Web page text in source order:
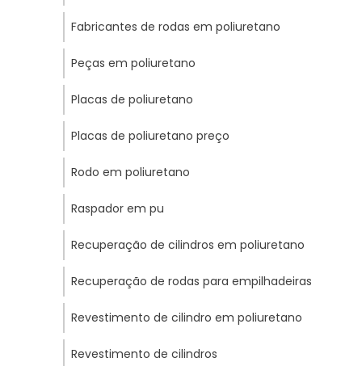
Fabricantes de rodas em poliuretano
Peças em poliuretano
Placas de poliuretano
Placas de poliuretano preço
Rodo em poliuretano
Raspador em pu
Recuperação de cilindros em poliuretano
Recuperação de rodas para empilhadeiras
Revestimento de cilindro em poliuretano
Revestimento de cilindros